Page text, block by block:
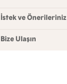
İstek ve Önerileriniz
Bize Ulaşın